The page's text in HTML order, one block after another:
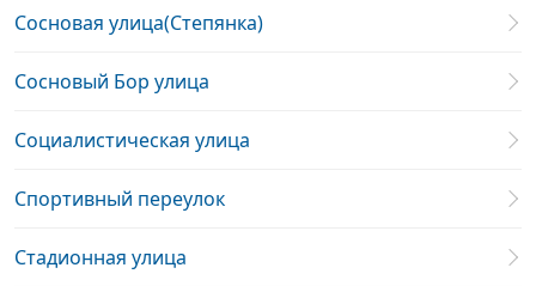
Сосновая улица(Степянка)
Сосновый Бор улица
Социалистическая улица
Спортивный переулок
Стадионная улица